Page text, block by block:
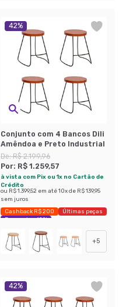
42%
Conjunto com 4 Bancos Dili
Amêndoa e Preto Industrial
De:R$ 2.199,96
Por: R$ 1.259,57
à vista com Pix ou 1x no Cartão de
Crédito
ou R$ 1.399,52 em até10x de R$ 139,95
sem juros
Cashback R$ 200
Últimas peças
Economize 42%
+5
42%